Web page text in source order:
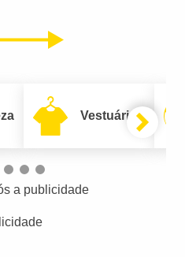
Próximo
Vestuário
a publicidade